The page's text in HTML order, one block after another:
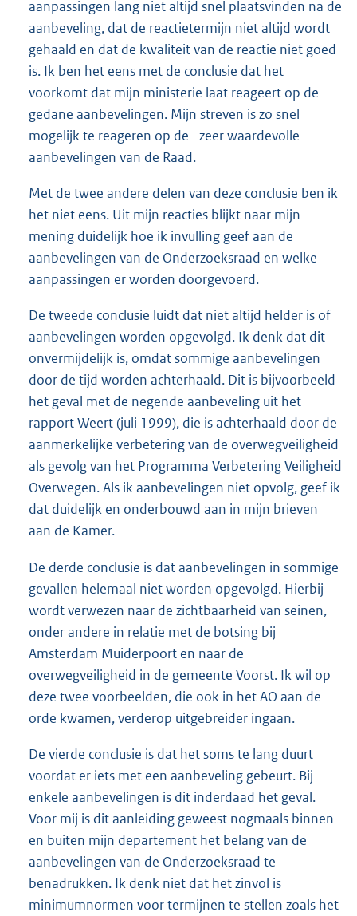
aanpassingen lang niet altijd snel plaatsvinden na de
aanbeveling, dat de reactietermijn niet altijd wordt
gehaald en dat de kwaliteit van de reactie niet goed
is. Ik ben het eens met de conclusie dat het
voorkomt dat mijn ministerie laat reageert op de
gedane aanbevelingen. Mijn streven is zo snel
mogelijk te reageren op de– zeer waardevolle –
aanbevelingen van de Raad.
Met de twee andere delen van deze conclusie ben ik
het niet eens. Uit mijn reacties blijkt naar mijn
mening duidelijk hoe ik invulling geef aan de
aanbevelingen van de Onderzoeksraad en welke
aanpassingen er worden doorgevoerd.
De tweede conclusie luidt dat niet altijd helder is of
aanbevelingen worden opgevolgd. Ik denk dat dit
onvermijdelijk is, omdat sommige aanbevelingen
door de tijd worden achterhaald. Dit is bijvoorbeeld
het geval met de negende aanbeveling uit het
rapport Weert (juli 1999), die is achterhaald door de
aanmerkelijke verbetering van de overwegveiligheid
als gevolg van het Programma Verbetering Veiligheid
Overwegen. Als ik aanbevelingen niet opvolg, geef ik
dat duidelijk en onderbouwd aan in mijn brieven
aan de Kamer.
De derde conclusie is dat aanbevelingen in sommige
gevallen helemaal niet worden opgevolgd. Hierbij
wordt verwezen naar de zichtbaarheid van seinen,
onder andere in relatie met de botsing bij
Amsterdam Muiderpoort en naar de
overwegveiligheid in de gemeente Voorst. Ik wil op
deze twee voorbeelden, die ook in het AO aan de
orde kwamen, verderop uitgebreider ingaan.
De vierde conclusie is dat het soms te lang duurt
voordat er iets met een aanbeveling gebeurt. Bij
enkele aanbevelingen is dit inderdaad het geval.
Voor mij is dit aanleiding geweest nogmaals binnen
en buiten mijn departement het belang van de
aanbevelingen van de Onderzoeksraad te
benadrukken. Ik denk niet dat het zinvol is
minimumnormen voor termijnen te stellen zoals het